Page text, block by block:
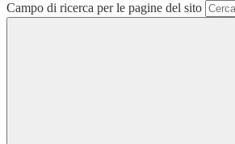
Campo di ricerca per le pagine del sito